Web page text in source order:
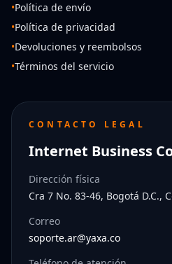
•Política de envío
•Política de privacidad
•Devoluciones y reembolsos
•Términos del servicio
CONTACTO LEGAL
Internet Business
Dirección física
Cra 7 No. 83-46, Bogotá D.C.,
Correo
soporte.ar@yaxa.co